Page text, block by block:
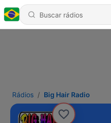
Rádios Big Hair Radio